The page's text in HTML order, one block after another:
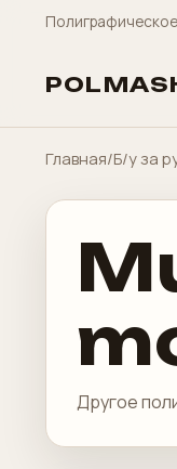
Главная/Б/у за
Другое